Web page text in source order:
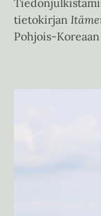
tietokirjan
Pohjois-